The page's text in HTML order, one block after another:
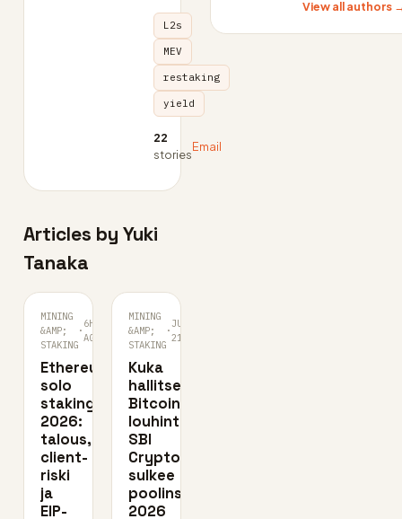
L2s
MEV
restaking
yield
22
stories
Email
Articles by Yuki
Tanaka
MINING
&AMP;
STAKING
·
6H
AGO
Ethereumin
solo
staking
2026:
talous,
client-
riski
ja
EIP-
MINING
&AMP;
STAKING
·
JUL
21
Kuka
hallitsee
Bitcoinin
louhintaa?
SBI
Crypto
sulkee
poolinsa
2026
View all authors